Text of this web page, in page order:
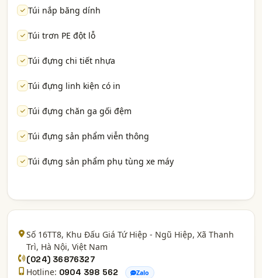
Túi nắp băng dính
Túi trơn PE đột lỗ
Túi đựng chi tiết nhựa
Túi đựng linh kiện có in
Túi đựng chăn ga gối đệm
Túi đựng sản phẩm viễn thông
Túi đựng sản phẩm phụ tùng xe máy
Số 16TT8, Khu Đấu Giá Tứ Hiệp - Ngũ Hiệp, Xã Thanh
Trì, Hà Nội, Việt Nam
(024) 36876327
Hotline: 0904 398 562 Zalo